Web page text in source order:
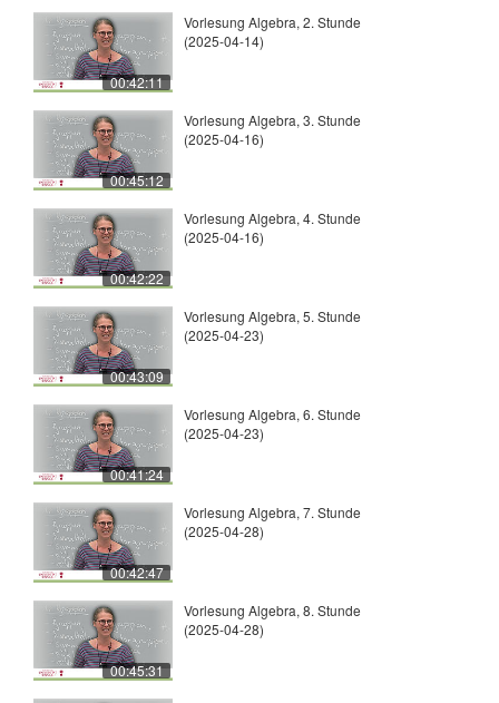
00:42:11
Vorlesung Algebra, 2. Stunde
(2025-04-14)
00:45:12
Vorlesung Algebra, 3. Stunde
(2025-04-16)
00:42:22
Vorlesung Algebra, 4. Stunde
(2025-04-16)
00:43:09
Vorlesung Algebra, 5. Stunde
(2025-04-23)
00:41:24
Vorlesung Algebra, 6. Stunde
(2025-04-23)
00:42:47
Vorlesung Algebra, 7. Stunde
(2025-04-28)
00:45:31
Vorlesung Algebra, 8. Stunde
(2025-04-28)